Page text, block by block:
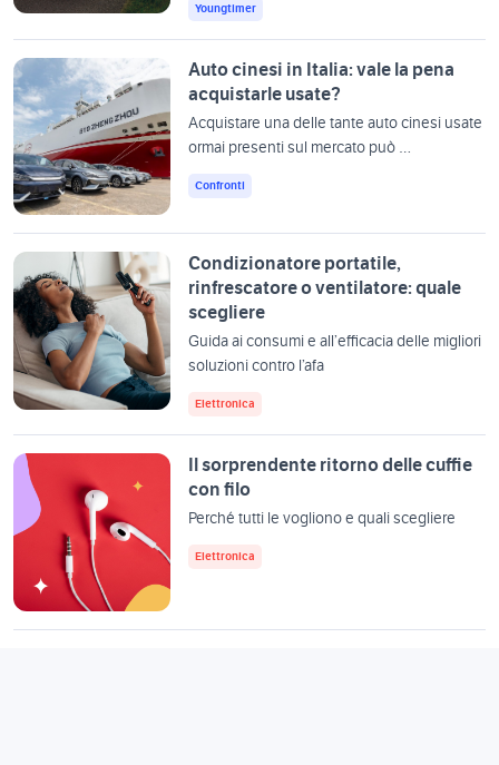
Youngtimer
Auto cinesi in Italia: vale la pena
acquistarle usate?
Acquistare una delle tante auto cinesi usate
ormai presenti sul mercato può …
Confronti
Condizionatore portatile,
rinfrescatore o ventilatore: quale
scegliere
Guida ai consumi e all’efficacia delle migliori
soluzioni contro l’afa
Elettronica
Il sorprendente ritorno delle cuffie
con filo
Perché tutti le vogliono e quali scegliere
Elettronica